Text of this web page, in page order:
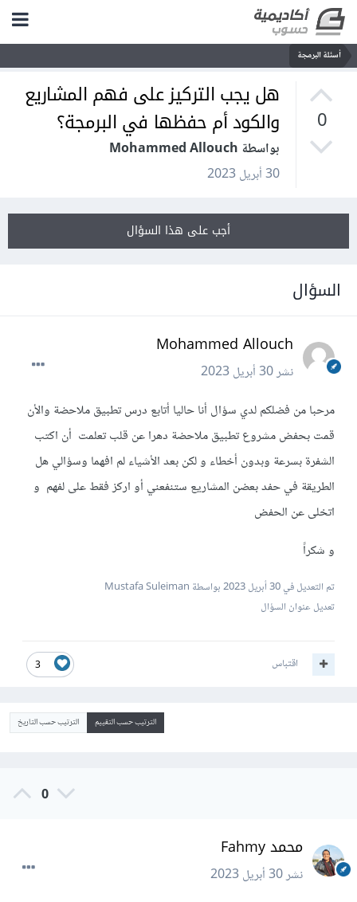
أسئلة البرمجة
0
هل يجب التركيز على فهم المشاريع
والكود أم حفظها في البرمجة؟
بواسطة Mohammed Allouch
30 أبريل 2023
أجب على هذا السؤال
السؤال
Mohammed Allouch
نشر30 أبريل 2023
مرحبا من فضلكم لدي سؤال أنا حاليا أتابع درس تطبيق ملاحضة والأن
قمت بحفض مشروع تطبيق ملاحضة دهرا عن قلب تعلمت أن اكتب
الشفرة بسرعة وبدون أخطاء و لكن بعد الأشياء لم افهما وسؤالي هل
الطريقة في حفد بعضن المشاريع ستنفعني أو اركز فقط على لفهم و
اتخلى عن الحفض
و شكراً
تم التعديل في30 أبريل 2023
بواسطة Mustafa Suleiman
تعديل عنوان السؤال
3 اقتباس
الترتيب حسب التقييم الترتيب حسب التاريخ
0
محمد Fahmy
نشر30 أبريل 2023